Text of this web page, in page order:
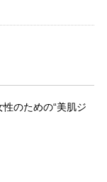
のための“美肌ジ